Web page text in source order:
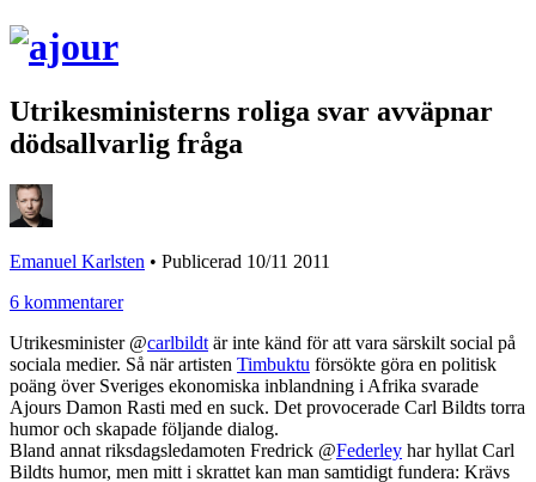
Utrikesministerns roliga svar avväpnar
dödsallvarlig fråga
Emanuel Karlsten • Publicerad 10/11 2011
6 kommentarer
Utrikesminister @carlbildt är inte känd för att vara särskilt social på
sociala medier. Så när artisten Timbuktu försökte göra en politisk
poäng över Sveriges ekonomiska inblandning i Afrika svarade
Ajours Damon Rasti med en suck. Det provocerade Carl Bildts torra
humor och skapade följande dialog.
Bland annat riksdagsledamoten Fredrick @Federley har hyllat Carl
Bildts humor, men mitt i skrattet kan man samtidigt fundera: Krävs